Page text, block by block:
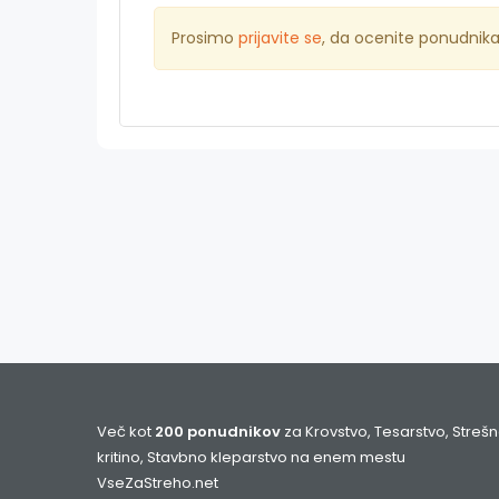
Prosimo prijavite se, da ocenite ponudnika
Več kot 200 ponudnikov za Krovstvo, Tesarstvo,
kritino, Stavbno kleparstvo na enem mestu
VseZaStreho.net